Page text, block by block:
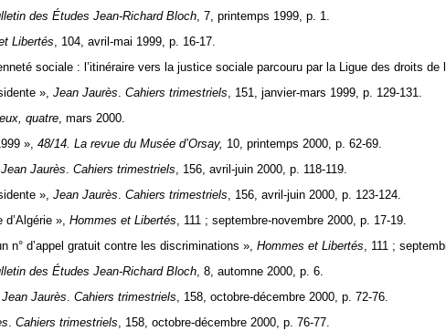
des Études Jean-Richard Bloch, 7, printemps 1999, p. 1.
Libertés, 104, avril-mai 1999, p. 16-17.
sociale : l’itinéraire vers la justice sociale parcouru par la Ligue des droits de
», Jean Jaurès. Cahiers trimestriels, 151, janvier-mars 1999, p. 129-131.
quatre, mars 2000.
», 48/14. La revue du Musée d’Orsay, 10, printemps 2000, p. 62-69.
Jean Jaurès. Cahiers trimestriels, 156, avril-juin 2000, p. 118-119.
», Jean Jaurès. Cahiers trimestriels, 156, avril-juin 2000, p. 123-124.
», Hommes et Libertés, 111 ; septembre-novembre 2000, p. 17-19.
n° d’appel gratuit contre les discriminations », Hommes et Libertés, 111 ;
des Études Jean-Richard Bloch, 8, automne 2000, p. 6.
Jean Jaurès. Cahiers trimestriels, 158, octobre-décembre 2000, p. 72-76.
. Cahiers trimestriels, 158, octobre-décembre 2000, p. 76-77.